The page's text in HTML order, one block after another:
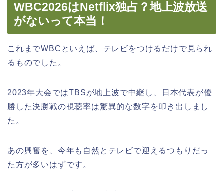
WBC2026はNetflix独占？地上波放送
がないって本当！
これまでWBCといえば、テレビをつけるだけで見られ
るものでした。
2023年大会ではTBSが地上波で中継し、日本代表が優
勝した決勝戦の視聴率は驚異的な数字を叩き出しまし
た。
あの興奮を、今年も自然とテレビで迎えるつもりだっ
た方が多いはずです。